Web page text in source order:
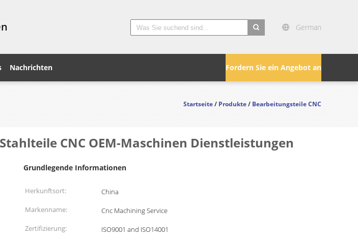
German
Fordern Sie ein Angebot an
Nachrichten
Startseite/Produkte/Bearbeitungsteile CNC
CNC OEM-Maschinen Dienstleistungen
Grundlegende Informationen
Herkunftsort:
China
Markenname:
Cnc Machining Service ​
Zertifizierung:
ISO9001 and ISO14001